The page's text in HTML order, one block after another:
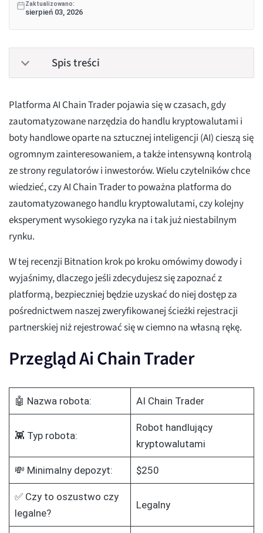
Zaktualizowano:
sierpień 03, 2026
Spis treści
Platforma AI Chain Trader pojawia się w czasach, gdy
zautomatyzowane narzędzia do handlu kryptowalutami i
boty handlowe oparte na sztucznej inteligencji (AI) cieszą się
ogromnym zainteresowaniem, a także intensywną kontrolą
ze strony regulatorów i inwestorów. Wielu czytelników chce
wiedzieć, czy AI Chain Trader to poważna platforma do
zautomatyzowanego handlu kryptowalutami, czy kolejny
eksperyment wysokiego ryzyka na i tak już niestabilnym
rynku.
W tej recenzji Bitnation krok po kroku omówimy dowody i
wyjaśnimy, dlaczego jeśli zdecydujesz się zapoznać z
platformą, bezpieczniej będzie uzyskać do niej dostęp za
pośrednictwem naszej zweryfikowanej ścieżki rejestracji
partnerskiej niż rejestrować się w ciemno na własną rękę.
Przegląd Ai Chain Trader
🤖 Nazwa robota: AI Chain Trader
👾 Typ robota:
Robot handlujący
kryptowalutami
💸 Minimalny depozyt: $250
✅ Czy to oszustwo czy
legalne?
Legalny